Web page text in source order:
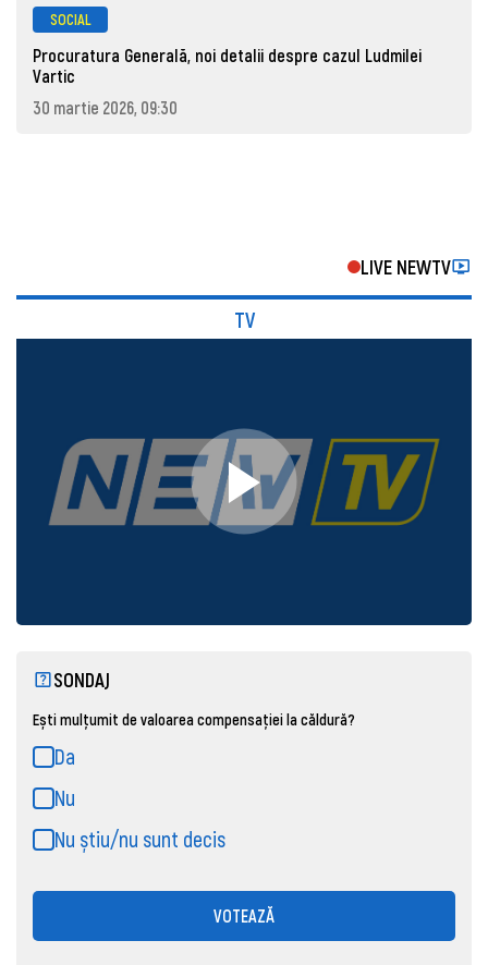
SOCIAL
Procuratura Generală, noi detalii despre cazul Ludmilei
Vartic
30 martie 2026, 09:30
LIVE NEWTV
TV
SONDAJ
Ești mulțumit de valoarea compensației la căldură?
Da
Nu
Nu știu/nu sunt decis
VOTEAZĂ